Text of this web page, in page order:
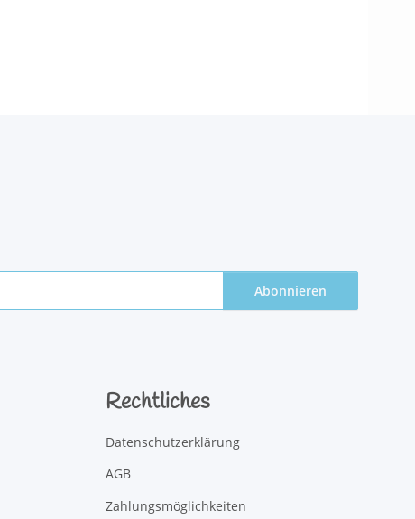
Abonnieren
Rechtliches
Datenschutzerklärung
AGB
Zahlungsmöglichkeiten